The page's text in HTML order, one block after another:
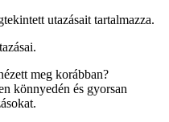
utazásait tartalmazza.
meg korábban?
könnyedén és gyorsan